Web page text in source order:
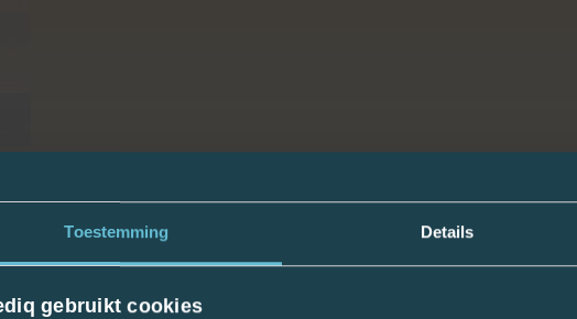
Toestemming Details
gebruikt cookies